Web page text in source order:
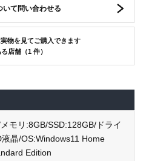
いて問い合わせる
物を見てご購入できます
店舗（1 件）
モリ:8GB/SSD:128GB/ドライ
晶/OS:Windows11 Home
Edition